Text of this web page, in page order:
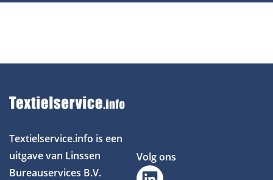
Textielservice.info is een
uitgave van Linssen
Bureauservices B.V.
Volg ons